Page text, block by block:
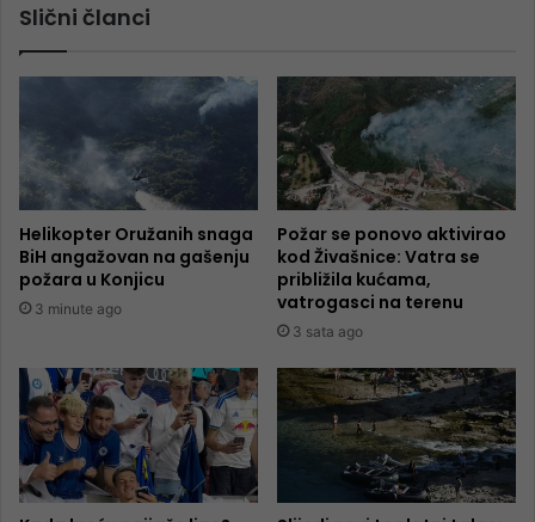
Slični članci
Helikopter Oružanih snaga
BiH angažovan na gašenju
požara u Konjicu
3 minute ago
Požar se ponovo aktivirao
kod Živašnice: Vatra se
približila kućama,
vatrogasci na terenu
3 sata ago